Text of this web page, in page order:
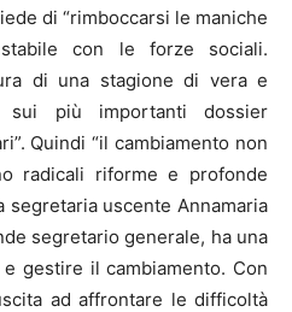
di “rimboccarsi le maniche
con le forze sociali.
di una stagione di vera e
sui più importanti dossier
Quindi “il cambiamento non
radicali riforme e profonde
segretaria uscente Annamaria
segretario generale, ha una
gestire il cambiamento. Con
ad affrontare le difficoltà